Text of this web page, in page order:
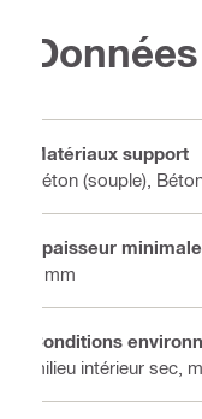
Matériaux support
Béton (souple),
Épaisseur
4 mm
Conditions
milieu intérieur sec,